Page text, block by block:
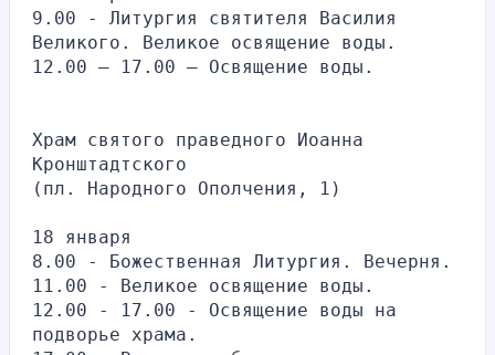
9.00 - Литургия святителя Василия
Великого. Великое освящение воды.
12.00 — 17.00 — Освящение воды.
Храм святого праведного Иоанна
Кронштадтского
(пл. Народного Ополчения, 1)
18 января
8.00 - Божественная Литургия. Вечерня.
11.00 - Великое освящение воды.
12.00 - 17.00 - Освящение воды на
подворье храма.